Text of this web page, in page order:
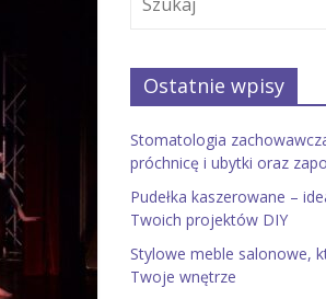
Ostatnie wpisy
Stomatologia
próchnicę i ubytki oraz
Pudełka kaszerowane –
Twoich projektów DIY
Stylowe meble salonowe,
Twoje wnętrze